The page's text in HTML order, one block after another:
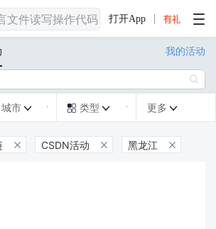
打开App
我的活动

城市   类型  更多 
 CSDN活动  黑龙江 